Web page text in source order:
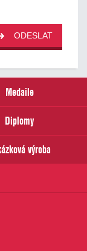
ODESLAT
Medaile
Diplomy
výroba